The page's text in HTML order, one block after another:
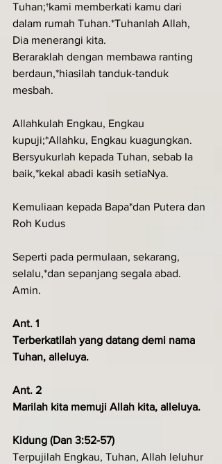
Tuhan;†kami memberkati kamu dari
dalam rumah Tuhan.*Tuhanlah Allah,
Dia menerangi kita.
Beraraklah dengan membawa ranting
berdaun,*hiasilah tanduk-tanduk
mesbah.
Allahkulah Engkau, Engkau
kupuji;*Allahku, Engkau kuagungkan.
Bersyukurlah kepada Tuhan, sebab Ia
baik,*kekal abadi kasih setiaNya.
Kemuliaan kepada Bapa*dan Putera dan
Roh Kudus
Seperti pada permulaan, sekarang,
selalu,*dan sepanjang segala abad.
Amin.
Ant. 1
Terberkatilah yang datang demi nama
Tuhan, alleluya.
Ant. 2
Marilah kita memuji Allah kita, alleluya.
Kidung (Dan 3:52-57)
Terpujilah Engkau, Tuhan, Allah leluhur